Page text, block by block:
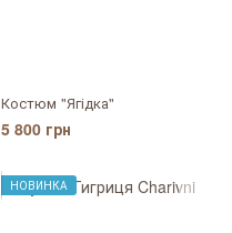
Костюм "Ягідка"
5 800 грн
НОВИНКА